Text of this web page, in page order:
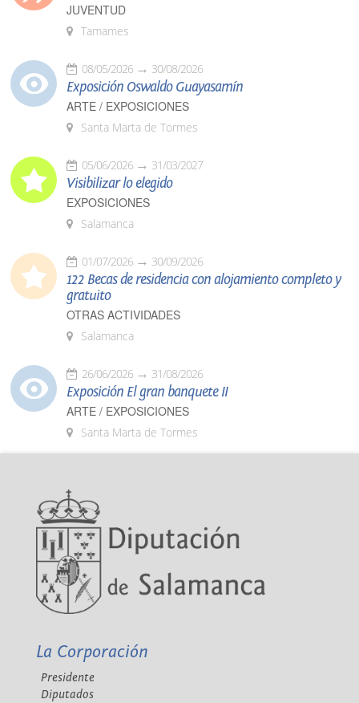
JUVENTUD
Tamames
08/05/2026 30/08/2026
Exposición Oswaldo Guayasamín
ARTE / EXPOSICIONES
Santa Marta de Tormes
05/06/2026 31/03/2027
Visibilizar lo elegido
EXPOSICIONES
Salamanca
01/07/2026 30/09/2026
122 Becas de residencia con alojamiento completo y
gratuito
OTRAS ACTIVIDADES
Salamanca
26/06/2026 31/08/2026
Exposición El gran banquete II
ARTE / EXPOSICIONES
Santa Marta de Tormes
La Corporación
Presidente
Diputados